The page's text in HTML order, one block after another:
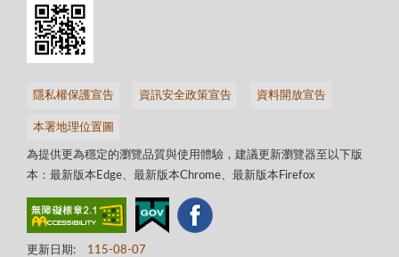
隱私權保護宣告 資訊安全政策宣告 資料開放宣告
本署地理位置圖
為提供更為穩定的瀏覽品質與使用體驗，建議更新瀏覽器至以下版
本：最新版本Edge、最新版本Chrome、最新版本Firefox
更新日期: 115-08-07